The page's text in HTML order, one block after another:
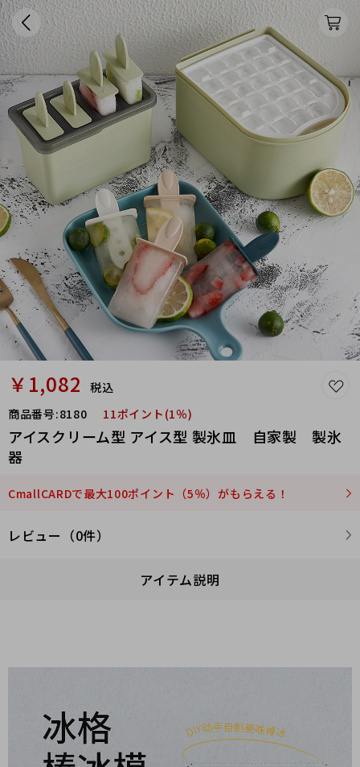
￥1,082
税込
商品番号:8180 11ポイント(1％)
アイスクリーム型 アイス型 製氷皿 自家製 製氷
器
CmallCARDで最大100ポイント（5％）がもらえる！
レビュー（0件）
アイテム説明